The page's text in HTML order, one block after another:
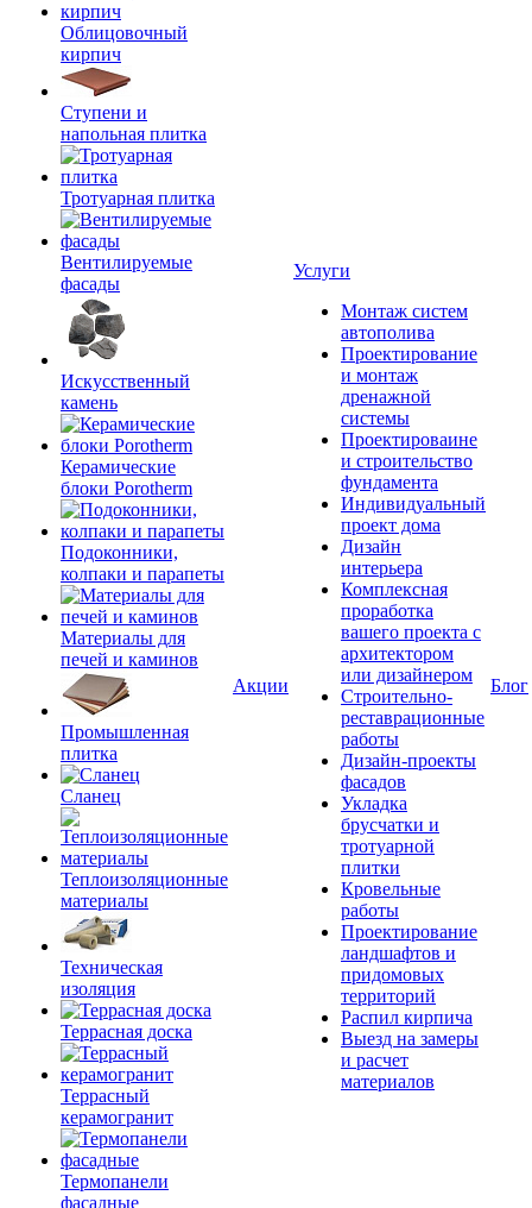
Облицовочный
кирпич
Ступени и
напольная плитка
Тротуарная плитка
Вентилируемые
фасады
Искусственный
камень
Керамические
блоки Porotherm
Подоконники,
колпаки и парапеты
Материалы для
печей и каминов
Промышленная
плитка
Сланец
Теплоизоляционные
материалы
Техническая
изоляция
Террасная доска
Террасный
керамогранит
Термопанели
фасадные
Акции
Услуги
Монтаж систем
автополива
Проектирование
и монтаж
дренажной
системы
Проектироваине
и строительство
фундамента
Индивидуальный
проект дома
Дизайн
интерьера
Комплексная
проработка
вашего проекта с
архитектором
или дизайнером
Строительно-
реставрационные
работы
Дизайн-проекты
фасадов
Укладка
брусчатки и
тротуарной
плитки
Кровельные
работы
Проектирование
ландшафтов и
придомовых
территорий
Распил кирпича
Выезд на замеры
и расчет
материалов
Блог